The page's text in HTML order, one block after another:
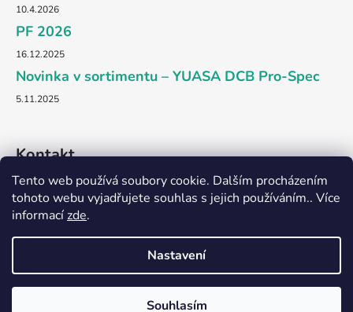
Tento web používá soubory cookie. Dalším procházením
tohoto webu vyjadřujete souhlas s jejich používáním.. Více
informacízde.
Nastavení
Souhlasím
10.4.2026
PF 2026
16.12.2025
Novinka v sortimentu – YUASA DCB Pro-Spec
5.11.2025
Kontakt
obchod@dkpower.cz
+420 777 703 875